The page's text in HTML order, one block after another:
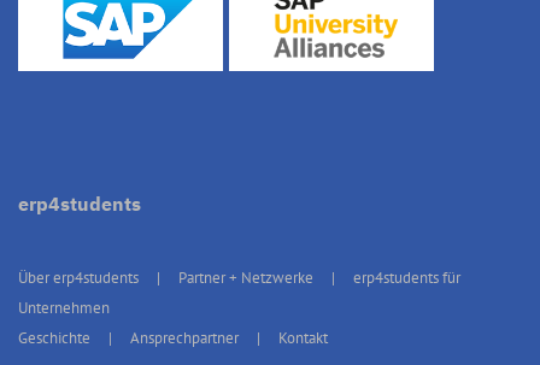
erp4students
Über erp4students Partner + Netzwerke
erp4students für
Unternehmen
Geschichte
Ansprechpartner Kontakt